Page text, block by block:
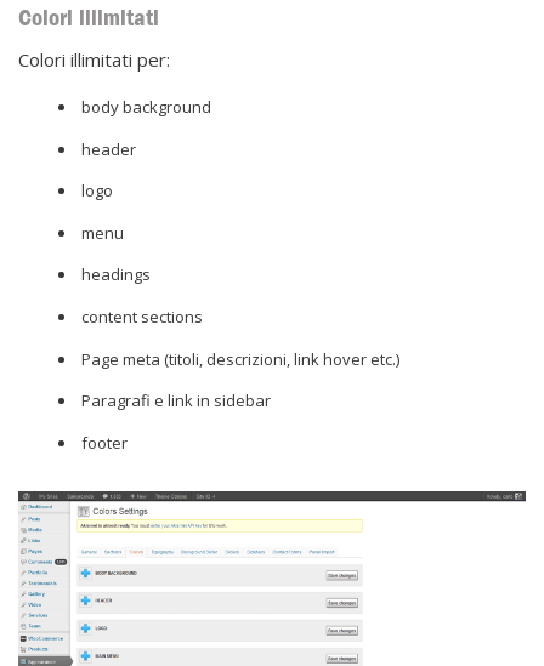
Colori illimitati
Colori illimitati per:
body background
header
logo
menu
headings
content sections
Page meta (titoli, descrizioni, link hover etc.)
Paragrafi e link in sidebar
footer